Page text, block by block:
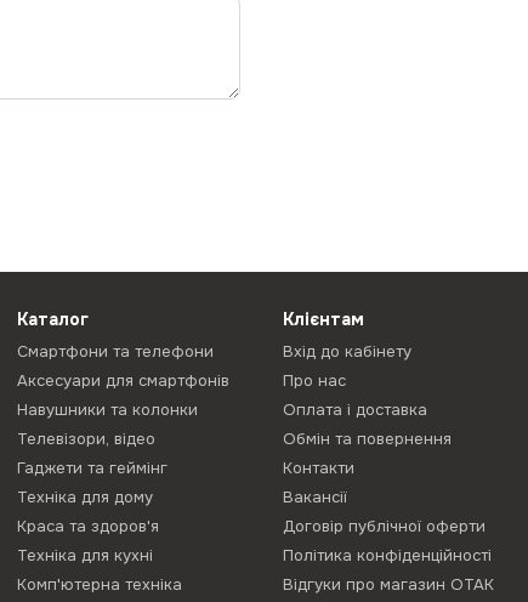
Каталог
Смартфони та телефони
Аксесуари для смартфонів
Навушники та колонки
Телевізори, відео
Гаджети та геймінг
Техніка для дому
Краса та здоров'я
Техніка для кухні
Комп'ютерна техніка
Клієнтам
Вхід до кабінету
Про нас
Оплата і доставка
Обмін та повернення
Контакти
Вакансії
Договір публічної оферти
Політика конфіденційності
Відгуки про магазин ОТАК